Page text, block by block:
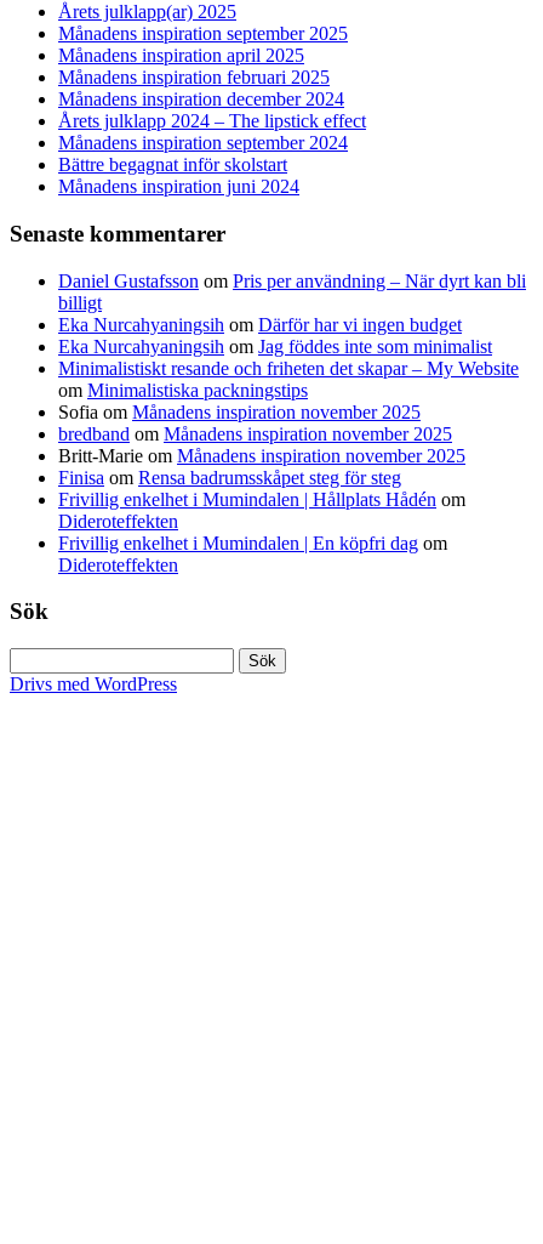
Årets julklapp(ar) 2025
Månadens inspiration september 2025
Månadens inspiration april 2025
Månadens inspiration februari 2025
Månadens inspiration december 2024
Årets julklapp 2024 – The lipstick effect
Månadens inspiration september 2024
Bättre begagnat inför skolstart
Månadens inspiration juni 2024
Senaste kommentarer
Daniel Gustafsson om Pris per användning – När dyrt kan bli
billigt
Eka Nurcahyaningsih om Därför har vi ingen budget
Eka Nurcahyaningsih om Jag föddes inte som minimalist
Minimalistiskt resande och friheten det skapar – My Website
om Minimalistiska packningstips
Sofia om Månadens inspiration november 2025
bredband om Månadens inspiration november 2025
Britt-Marie om Månadens inspiration november 2025
Finisa om Rensa badrumsskåpet steg för steg
Frivillig enkelhet i Mumindalen | Hållplats Hådén om
Dideroteffekten
Frivillig enkelhet i Mumindalen | En köpfri dag om
Dideroteffekten
Sök
efter:
Drivs med WordPress